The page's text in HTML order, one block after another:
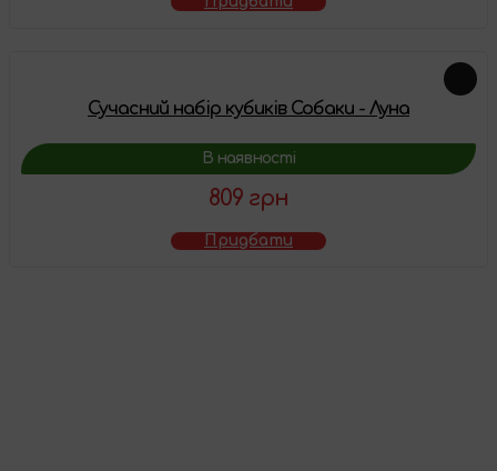
Сучасний набір кубиків Собаки - Луна
В наявності
809 грн
Придбати